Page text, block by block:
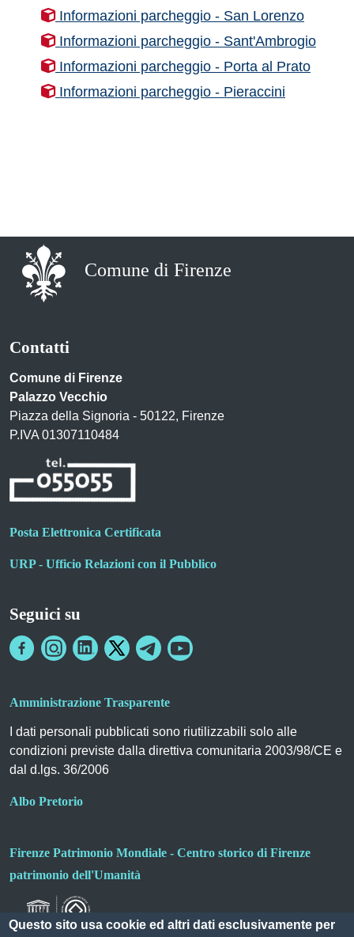
Informazioni parcheggio - San Lorenzo
Informazioni parcheggio - Sant'Ambrogio
Informazioni parcheggio - Porta al Prato
Informazioni parcheggio - Pieraccini
Comune di Firenze
Contatti
Comune di Firenze
Palazzo Vecchio
Piazza della Signoria - 50122, Firenze
P.IVA 01307110484
Posta Elettronica Certificata
URP - Ufficio Relazioni con il Pubblico
Seguici su
Amministrazione Trasparente
I dati personali pubblicati sono riutilizzabili solo alle
condizioni previste dalla direttiva comunitaria 2003/98/CE e
dal d.lgs. 36/2006
Albo Pretorio
Firenze Patrimonio Mondiale - Centro storico di Firenze
patrimonio dell'Umanità
Questo sito usa cookie ed altri dati esclusivamente per